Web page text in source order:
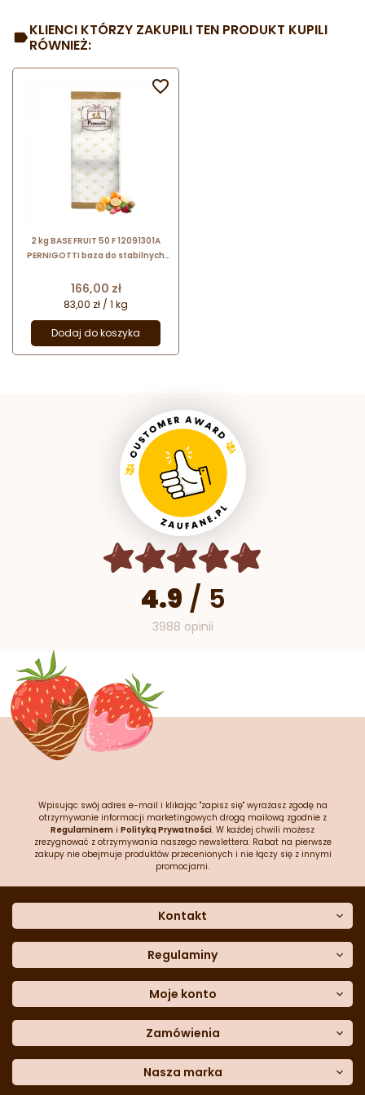
KLIENCI KTÓRZY ZAKUPILI TEN PRODUKT KUPILI
RÓWNIEŻ:
2 kg BASE FRUIT 50 F 12091301A
PERNIGOTTI baza do stabilnych
konsystencji
Cena
166,00 zł
83,00 zł / 1 kg
Dodaj do koszyka

4.9 / 5
3988 opinii
Wpisując swój adres e-mail i klikając "zapisz się" wyrażasz zgodę na
otrzymywanie informacji marketingowych drogą mailową zgodnie z
Regulaminem i Polityką Prywatności. W każdej chwili możesz
zrezygnować z otrzymywania naszego newslettera. Rabat na pierwsze
zakupy nie obejmuje produktów przecenionych i nie łączy się z innymi
promocjami.
Kontakt
Dane kontaktowe
Często zadawane pytania
Sklep stacjonarny
Formularz kontaktowy
Blog
telefon:601 767 272
Regulaminy
Polityka prywatności
Polityka cookies
Polityka reklamacji
Polityka zwrotów
Dostępność cyfrowa
Moje konto
Moje dane
Historia zamówień
Lista ulubionych
Moje rabaty
Zamówienia
Metody płatności
Dane do przelewu
Nasza marka